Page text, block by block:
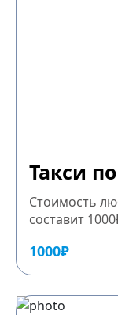
Такси
Стоимость
составит
1000₽